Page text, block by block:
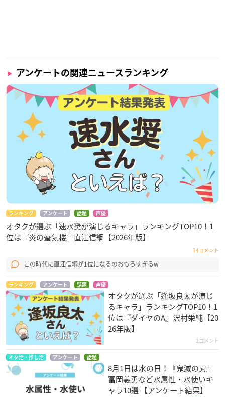
アンケートの関連ニュースランキング
ランキング アンケート 話題 声優
オタクが選ぶ「速水奨が演じるキャラ」ランキングTOP10！1
位は『炎の蜃気楼』直江信綱【2026年版】
14コメント
この時代に直江信綱が1位になるのおもろすぎるw
ランキング アンケート 話題 声優
オタクが選ぶ「逢坂良太が演じ
るキャラ」ランキングTOP10！1
位は『ダイヤのA』沢村栄純【20
26年版】
2コメント
オタ活・推し活 アンケート 話題
8月1日は水の日！『鬼滅の刃』
冨岡義勇など水属性・水使いキ
ャラ10選 【アンケート結果】